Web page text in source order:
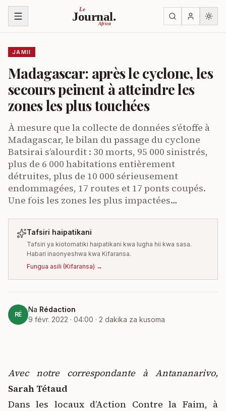
Ruka kwenye yaliyomo
Le
Journal.
Africa
JAMII
Madagascar: après le cyclone, les
secours peinent à atteindre les
zones les plus touchées
À mesure que la collecte de données s’étoffe à
Madagascar, le bilan du passage du cyclone
Batsirai s’alourdit : 30 morts, 95 000 sinistrés,
plus de 6 000 habitations entièrement
détruites, plus de 10 000 sérieusement
endommagées, 17 routes et 17 ponts coupés.
Une fois les zones les plus impactées…
Tafsiri haipatikani
Tafsiri ya kiotomatiki haipatikani kwa lugha hii kwa sasa.
Habari inaonyeshwa kwa Kifaransa.
Fungua asili (Kifaransa) →
RÉ
Na Rédaction
9 févr. 2022 · 04:00 · 2 dakika za kusoma
Avec notre correspondante à Antananarivo,
Sarah Tétaud
Dans les locaux d’Action Contre la Faim, à